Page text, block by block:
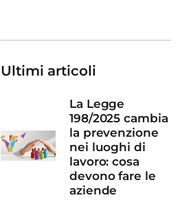
Ultimi articoli
La Legge
198/2025 cambia
la prevenzione
nei luoghi di
lavoro: cosa
devono fare le
aziende